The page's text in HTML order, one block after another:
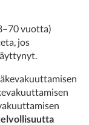
vuotta)
jos